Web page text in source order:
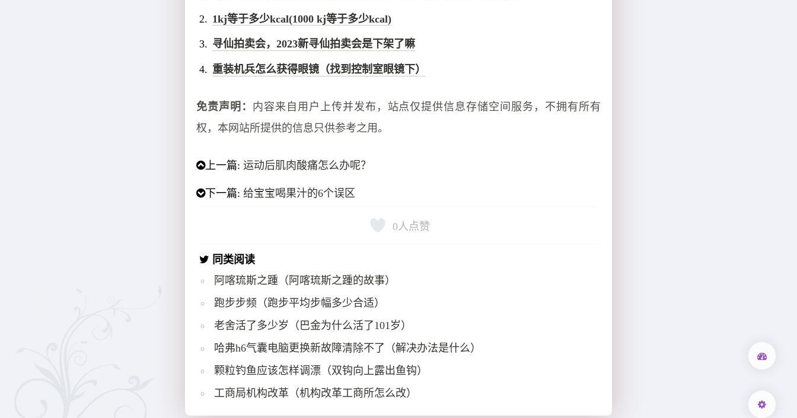
1kj等于多少kcal(1000 kj等于多少kcal)
寻仙拍卖会，2023新寻仙拍卖会是下架了嘛
重装机兵怎么获得眼镜（找到控制室眼镜下）
免责声明： 内容来自用户上传并发布，站点仅提供信息存储空间服务，不拥有所有
权，本网站所提供的信息只供参考之用。
上一篇:运动后肌肉酸痛怎么办呢？
下一篇:给宝宝喝果汁的6个误区
0人点赞
同类阅读
阿喀琉斯之踵（阿喀琉斯之踵的故事）
跑步步频（跑步平均步幅多少合适）
老舍活了多少岁（巴金为什么活了101岁）
哈弗h6气囊电脑更换新故障清除不了（解决办法是什么）
颗粒钓鱼应该怎样调漂（双钩向上露出鱼钩）
工商局机构改革（机构改革工商所怎么改）